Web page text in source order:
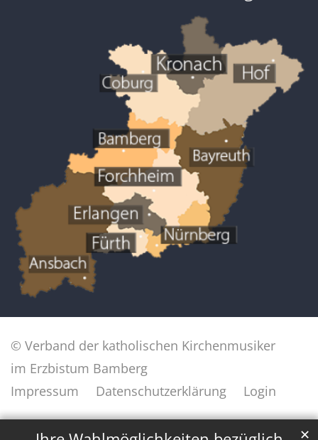
✕
© Verband der katholischen Kirchenmusiker
im Erzbistum Bamberg
Impressum
Datenschutzerklärung Login